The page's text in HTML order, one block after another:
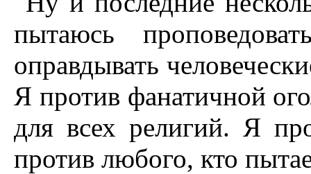
пытаюсь
оправдывать
Я против фанатичной
для всех религий. Я
против любого, кто